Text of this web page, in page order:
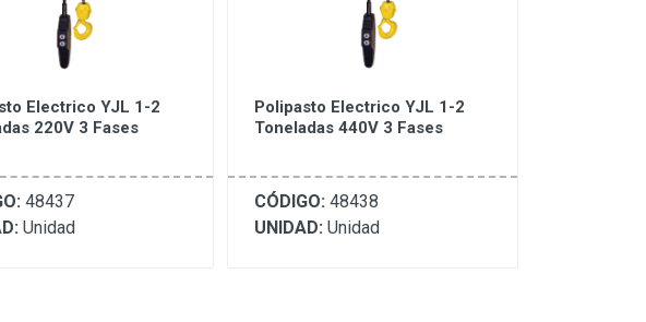
Electrico YJL 1-2
220V 3 Fases
48437
Unidad
Polipasto Electrico YJL 1-2
Toneladas 440V 3 Fases
CÓDIGO: 48438
UNIDAD: Unidad